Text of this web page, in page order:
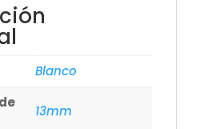
Blanco
13mm